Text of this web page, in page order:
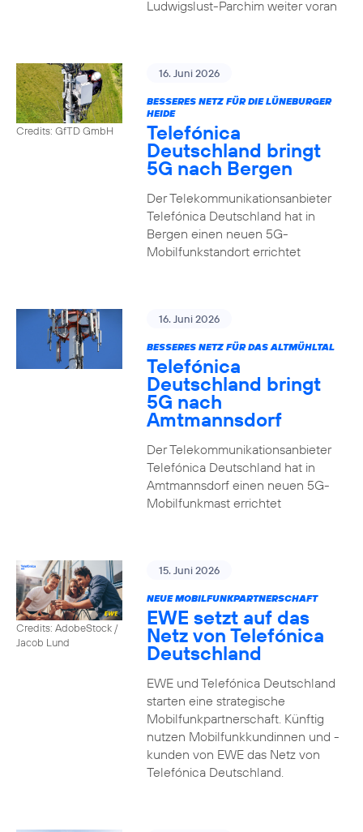
Ludwigslust-Parchim weiter voran
Credits: GfTD GmbH
16. Juni 2026
BESSERES NETZ FÜR DIE LÜNEBURGER
HEIDE
Telefónica
Deutschland bringt
5G nach Bergen
Der Telekommunikationsanbieter
Telefónica Deutschland hat in
Bergen einen neuen 5G-
Mobilfunkstandort errichtet
16. Juni 2026
BESSERES NETZ FÜR DAS ALTMÜHLTAL
Telefónica
Deutschland bringt
5G nach
Amtmannsdorf
Der Telekommunikationsanbieter
Telefónica Deutschland hat in
Amtmannsdorf einen neuen 5G-
Mobilfunkmast errichtet
Credits: AdobeStock /
Jacob Lund
15. Juni 2026
NEUE MOBILFUNKPARTNERSCHAFT
EWE setzt auf das
Netz von Telefónica
Deutschland
EWE und Telefónica Deutschland
starten eine strategische
Mobilfunkpartnerschaft. Künftig
nutzen Mobilfunkkundinnen und -
kunden von EWE das Netz von
Telefónica Deutschland.